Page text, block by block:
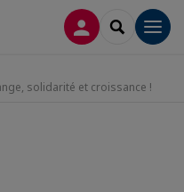
CONNEXION
solidarité et croissance !